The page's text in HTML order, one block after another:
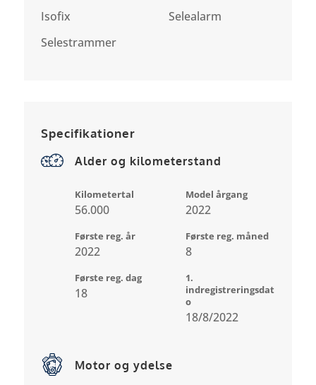
Isofix
Selealarm
Selestrammer
Specifikationer
Alder og kilometerstand
Kilometertal
56.000
Model årgang
2022
Første reg. år
2022
Første reg. måned
8
Første reg. dag
18
1.
indregistreringsdat
o
18/8/2022
Motor og ydelse